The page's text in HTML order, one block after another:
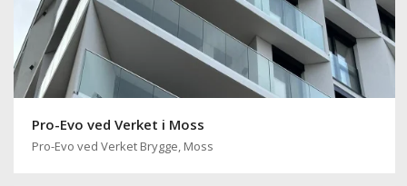
Pro-Evo ved Verket i Moss
Pro-Evo ved Verket Brygge, Moss